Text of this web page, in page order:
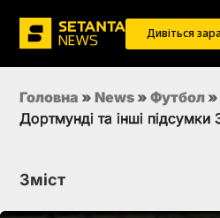
Дивіться
Головна » News » Футбол »
Дортмунді та інші підсумки
Зміст